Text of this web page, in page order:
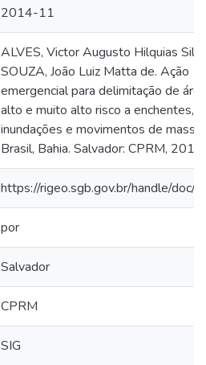
2014-11
ALVES, Victor Augusto Hilquias
SOUZA, João Luiz Matta de. Ação
emergencial para delimitação de
alto e muito alto risco a enchentes,
inundações e movimentos de
Brasil, Bahia. Salvador: CPRM, 2014.
https://rigeo.sgb.gov.br/handle/doc/
por
Salvador
CPRM
SIG